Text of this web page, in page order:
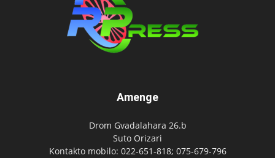
Amenge
Drom Gvadalahara 26.b
Suto Orizari
Kontakto mobilo: 022-651-818; 075-679-796